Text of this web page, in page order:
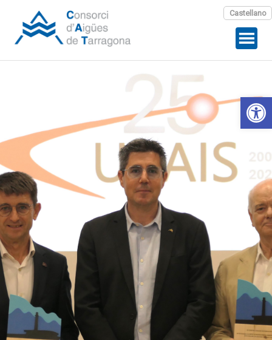
Abrir
Castellano